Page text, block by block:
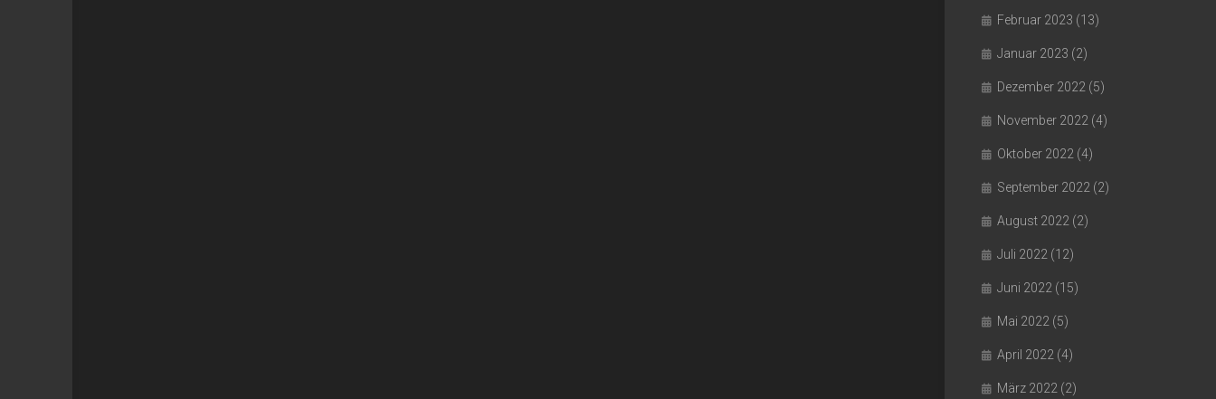
Februar 2023 (13)
Januar 2023 (2)
Dezember 2022 (5)
November 2022 (4)
Oktober 2022 (4)
September 2022 (2)
August 2022 (2)
Juli 2022 (12)
Juni 2022 (15)
Mai 2022 (5)
April 2022 (4)
März 2022 (2)